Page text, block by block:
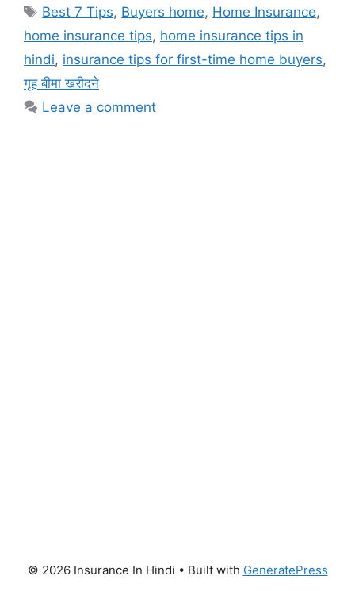
Tags
Best 7 Tips, Buyers home, Home Insurance,
home insurance tips, home insurance tips in
hindi, insurance tips for first-time home buyers,
गृह बीमा खरीदने
Leave a comment
© 2026 Insurance In Hindi • Built with GeneratePress